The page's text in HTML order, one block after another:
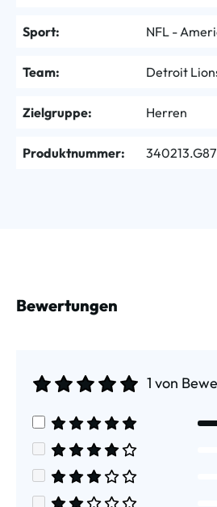
Sport: NFL -
Team: Detroit
Zielgruppe: Herren
Produktnummer: 340213.G87
Bewertungen
1 von
Durchschnittliche Bewertung
Durchschnittliche Bewertung
Durchschnittliche Bewertung